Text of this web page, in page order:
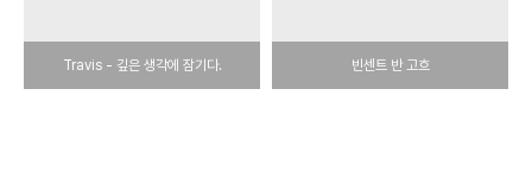
Travis - 깊은 생각에 잠기다. 빈센트 반 고흐